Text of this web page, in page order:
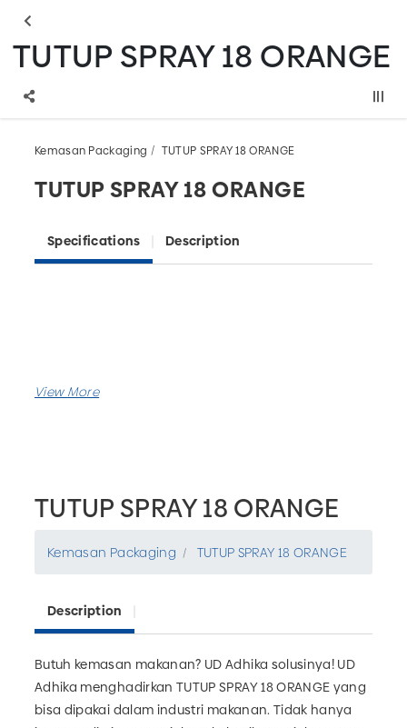
TUTUP SPRAY 18 ORANGE
Kemasan Packaging TUTUP SPRAY 18 ORANGE
TUTUP SPRAY 18 ORANGE
Specifications Description
TUTUP SPRAY 18 ORANGE
Kemasan Packaging TUTUP SPRAY 18 ORANGE
Description
Butuh kemasan makanan? UD Adhika solusinya! UD
Adhika menghadirkan TUTUP SPRAY 18 ORANGE yang
bisa dipakai dalam industri makanan. Tidak hanya